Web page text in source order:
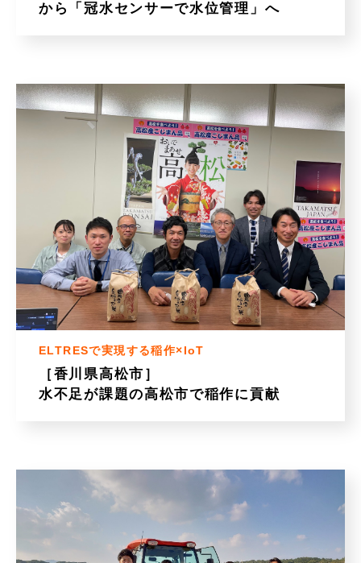
から「冠水センサーで水位管理」へ
ELTRESで実現する稲作×IoT
［香川県高松市］
水不足が課題の高松市で稲作に貢献